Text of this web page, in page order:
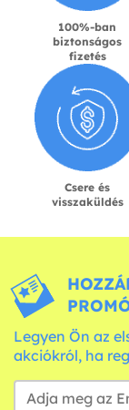
100%-ban
biztonságos
fizetés
Csere és
visszaküldés
Legyen Ön az
akciókról, ha